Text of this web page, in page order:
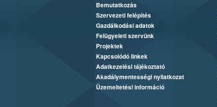
Bemutatkozás
Szervezeti felépítés
Gazdálkodási adatok
Felügyeleti szervünk
Projektek
Kapcsolódó linkek
Adatkezelési tájékoztató
Akadálymentességi nyilatkozat
Üzemeltetési információ